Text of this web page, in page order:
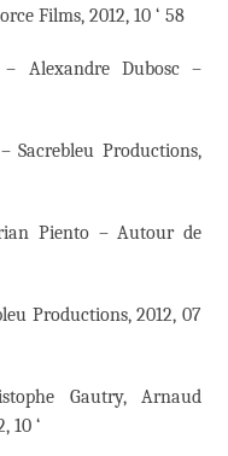
Films, 2012, 10 ‘ 58
Alexandre Dubosc –
Sacrebleu Productions,
Piento – Autour de
Productions, 2012, 07
Gautry, Arnaud
10 ‘